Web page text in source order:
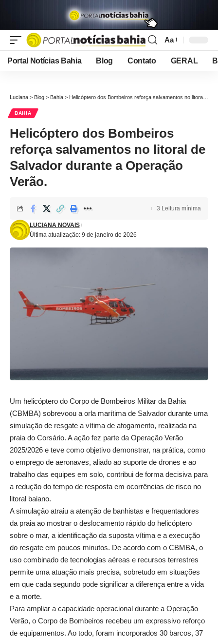
Font
Resizer
Aa
Portal Notícias Bahia Blog Contato GERAL
Luciana > Blog > Bahia > Helicóptero dos Bombeiros reforça salvamentos no litoral de Salvador durante a Operação Verão.
BAHIA
Helicóptero dos Bombeiros
reforça salvamentos no litoral de
Salvador durante a Operação
Verão.
Última atualização: 9 de janeiro de 2026
LUCIANA NOVAIS
3 Leitura mínima
Um helicóptero do Corpo de Bombeiros Militar da Bahia
(CBMBA) sobrevoou a orla marítima de Salvador durante uma
simulação de resgate a vítima de afogamento, realizada na
praia do Corsário. A ação fez parte da Operação Verão
2025/2026 e teve como objetivo demonstrar, na prática, como
o emprego de aeronaves, aliado ao suporte de drones e ao
trabalho das equipes em solo, contribui de forma decisiva para
a redução do tempo de resposta em ocorrências de risco no
litoral baiano.
A simulação atraiu a atenção de banhistas e frequentadores
da praia ao mostrar o deslocamento rápido do helicóptero
sobre o mar, a identificação da suposta vítima e a execução
do resgate em poucos minutos. De acordo com o CBMBA, o
uso combinado de tecnologias aéreas e recursos terrestres
permite uma atuação mais precisa, sobretudo em situações
em que cada segundo pode significar a diferença entre a vida
e a morte.
Para ampliar a capacidade operacional durante a Operação
Verão, o Corpo de Bombeiros recebeu um expressivo reforço
de equipamentos. Ao todo, foram incorporados 30 barcos, 37